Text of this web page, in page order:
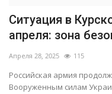
Ситуация в
апреля: зона
Апреля 28, 2025 115
Российская армия
Вооруженным силам